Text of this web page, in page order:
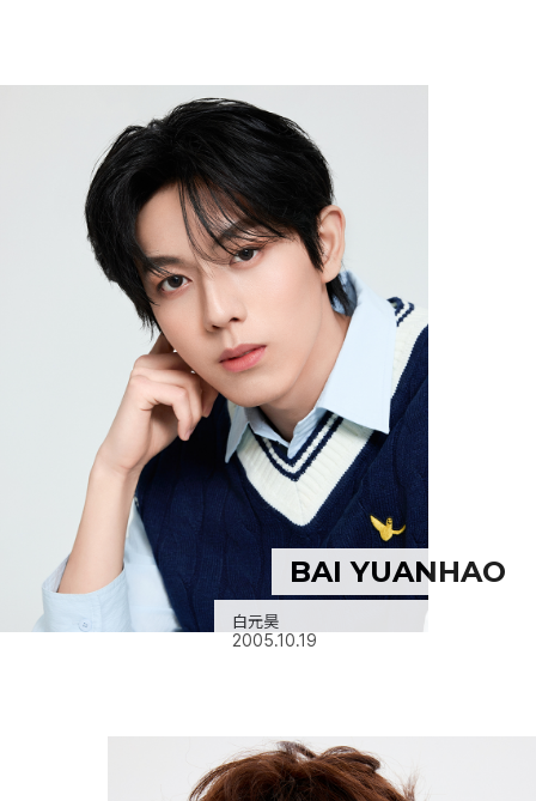
BAI YUANHAO
白元昊
2005.10.19